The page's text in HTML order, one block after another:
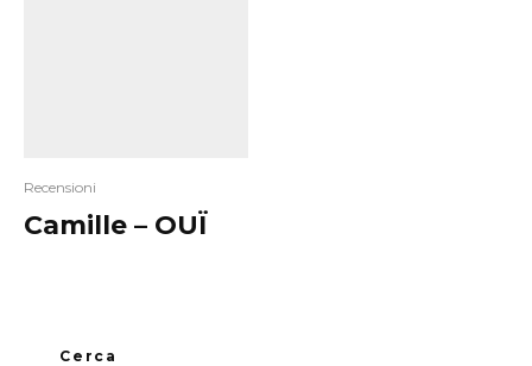
Recensioni
Camille – OUÏ
Cerca